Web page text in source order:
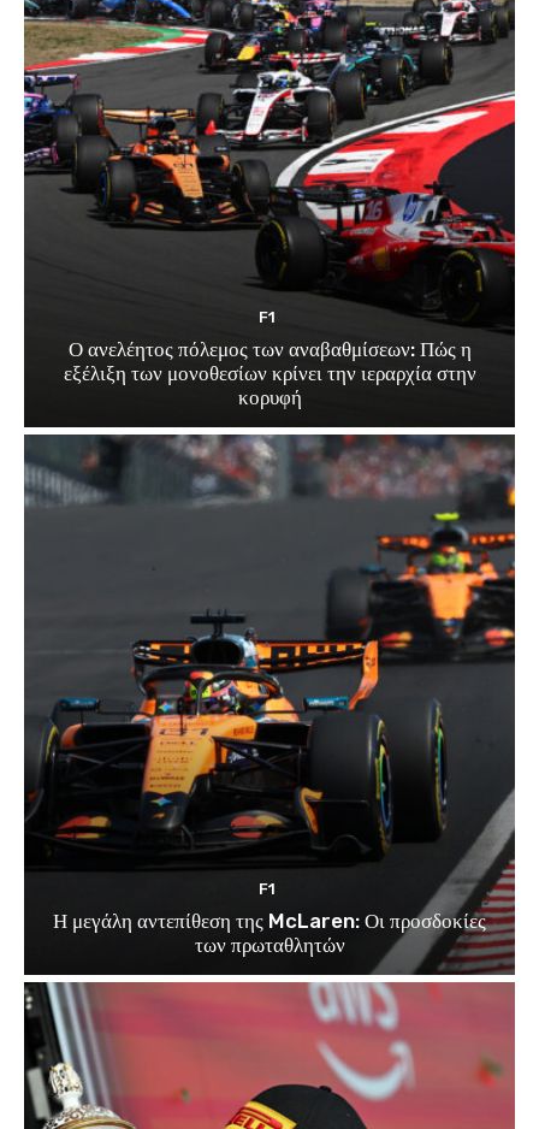
F1
Ο ανελέητος πόλεμος των αναβαθμίσεων: Πώς η
εξέλιξη των μονοθεσίων κρίνει την ιεραρχία στην
κορυφή
F1
Η μεγάλη αντεπίθεση της McLaren: Οι προσδοκίες
των πρωταθλητών